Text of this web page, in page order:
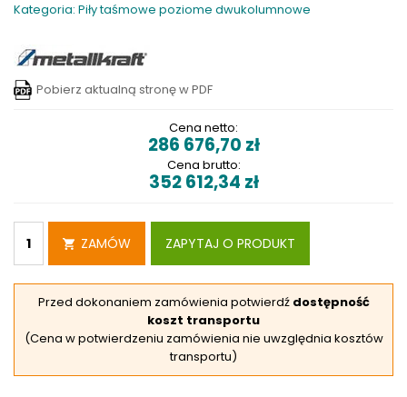
Kategoria: Piły taśmowe poziome dwukolumnowe
Pobierz aktualną stronę w PDF
Cena netto:
286 676,70 zł
Cena brutto:
352 612,34 zł
ZAMÓW ZAPYTAJ O PRODUKT
Przed dokonaniem zamówienia potwierdź dostępność
koszt transportu
(Cena w potwierdzeniu zamówienia nie uwzględnia kosztów
transportu)